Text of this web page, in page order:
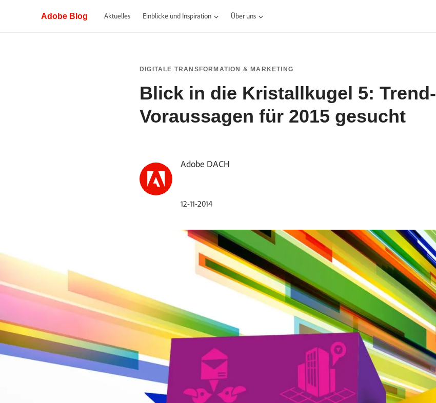
Adobe Blog Aktuelles Einblicke und Inspiration Über uns
DIGITALE TRANSFORMATION & MARKETING
Blick in die Kristallkugel 5: Trend-
Voraussagen für 2015 gesucht
Adobe DACH
12-11-2014